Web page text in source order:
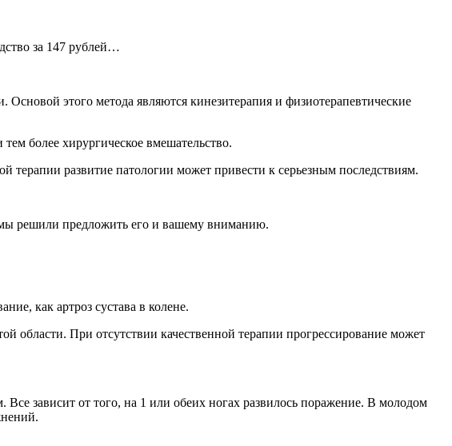
за 147 рублей…
этого метода являются кинезитерапия и физиотерапевтические
более хирургическое вмешательство.
терапии развитие патологии может привести к серьезным последствиям.
мы решили предложить его и вашему вниманию.
как артроз сустава в колене.
области. При отсутствии качественной терапии прогрессирование может
зависит от того, на 1 или обеих ногах развилось поражение. В молодом